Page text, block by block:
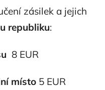
zásilek a jejich
republiku:
8 EUR
místo 5 EUR